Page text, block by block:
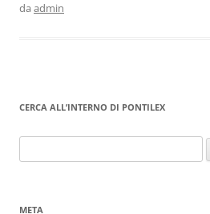
da admin
CERCA ALL’INTERNO DI PONTILEX
per:
META